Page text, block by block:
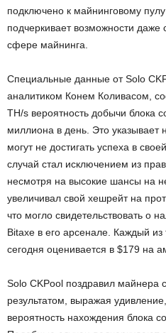
подключено к майнинговому
подчеркивает возможности даже
сфере майнинга.
Специальные данные от Solo
аналитиком Конем Коливасом,
TH/s вероятность добычи блока
миллиона в день. Это указывает
могут не достигать успеха в
случай стал исключением из
несмотря на высокие шансы на
увеличивал свой хешрейт на
что могло свидетельствовать о
Bitaxe в его арсенале. Каждый
сегодня оценивается в $179 на
Solo CKPool поздравил майнера
результатом, выражая
вероятность нахождения блока